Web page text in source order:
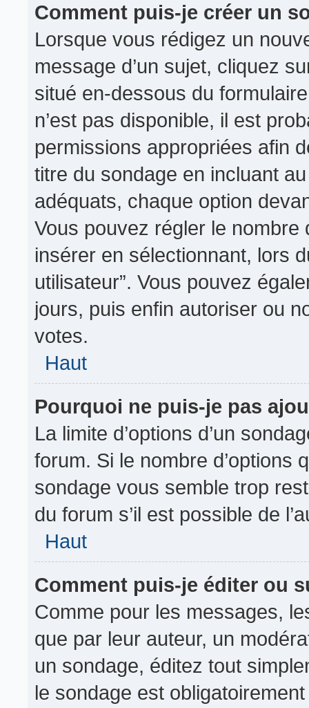
Comment puis-je créer un
Lorsque vous rédigez un
message d’un sujet, cliquez
situé en-dessous du
n’est pas disponible, il est
permissions appropriées afin
titre du sondage en incluant
adéquats, chaque option
Vous pouvez régler le nombre
insérer en sélectionnant, lors
utilisateur”. Vous pouvez
jours, puis enfin autoriser ou
votes.
Haut
Pourquoi ne puis-je pas
La limite d’options d’un
forum. Si le nombre d’options
sondage vous semble trop
du forum s’il est possible de
Haut
Comment puis-je éditer ou
Comme pour les messages,
que par leur auteur, un
un sondage, éditez tout
le sondage est